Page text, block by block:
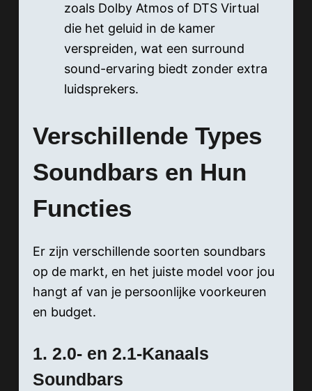
zoals Dolby Atmos of DTS Virtual
die het geluid in de kamer
verspreiden, wat een surround
sound-ervaring biedt zonder extra
luidsprekers.
Verschillende Types
Soundbars en Hun
Functies
Er zijn verschillende soorten soundbars
op de markt, en het juiste model voor jou
hangt af van je persoonlijke voorkeuren
en budget.
1. 2.0- en 2.1-Kanaals
Soundbars